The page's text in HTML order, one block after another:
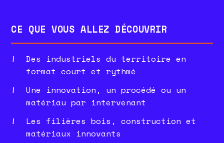
CE QUE VOUS ALLEZ DÉCOUVRIR
Des industriels du territoire en
format court et rythmé
Une innovation, un procédé ou un
matériau par intervenant
Les filières bois, construction et
matériaux innovants